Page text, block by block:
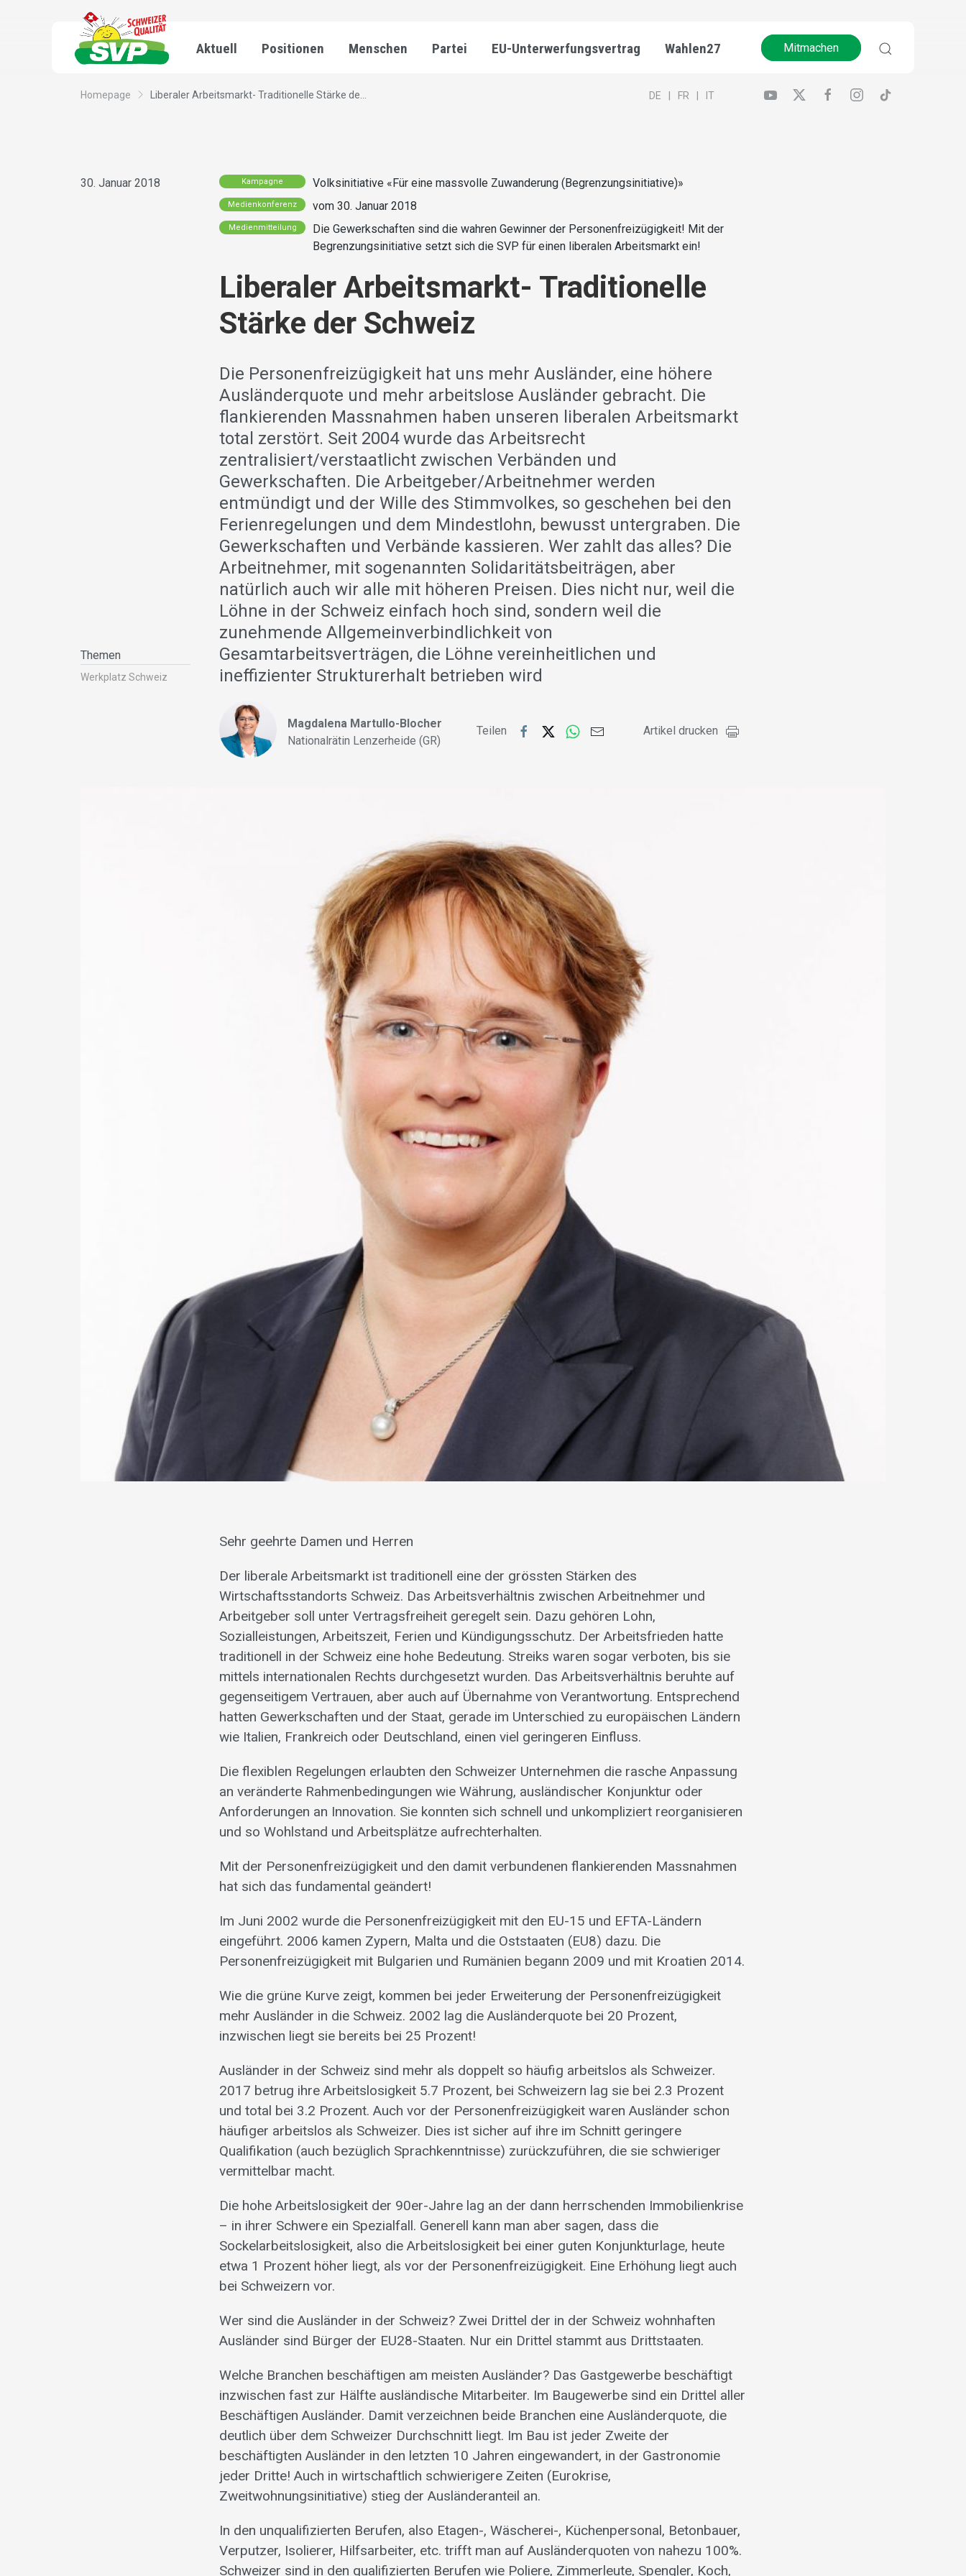
Aktuell Positionen Menschen Partei EU-Unterwerfungsvertrag Wahlen27 Mitmachen
Homepage Liberaler Arbeitsmarkt- Traditionelle Stärke de... DE FR IT
30. Januar 2018
Themen
Werkplatz Schweiz
Kampagne Volksinitiative «Für eine massvolle Zuwanderung (Begrenzungsinitiative)»
Medienkonferenz vom 30. Januar 2018
Medienmitteilung
Die Gewerkschaften sind die wahren Gewinner der Personenfreizügigkeit! Mit der
Begrenzungsinitiative setzt sich die SVP für einen liberalen Arbeitsmarkt ein!
Liberaler Arbeitsmarkt- Traditionelle
Stärke der Schweiz
Die Personenfreizügigkeit hat uns mehr Ausländer, eine höhere
Ausländerquote und mehr arbeitslose Ausländer gebracht. Die
flankierenden Massnahmen haben unseren liberalen Arbeitsmarkt
total zerstört. Seit 2004 wurde das Arbeitsrecht
zentralisiert/verstaatlicht zwischen Verbänden und
Gewerkschaften. Die Arbeitgeber/Arbeitnehmer werden
entmündigt und der Wille des Stimmvolkes, so geschehen bei den
Ferienregelungen und dem Mindestlohn, bewusst untergraben. Die
Gewerkschaften und Verbände kassieren. Wer zahlt das alles? Die
Arbeitnehmer, mit sogenannten Solidaritätsbeiträgen, aber
natürlich auch wir alle mit höheren Preisen. Dies nicht nur, weil die
Löhne in der Schweiz einfach hoch sind, sondern weil die
zunehmende Allgemeinverbindlichkeit von
Gesamtarbeitsverträgen, die Löhne vereinheitlichen und
ineffizienter Strukturerhalt betrieben wird
Magdalena Martullo-Blocher
Nationalrätin Lenzerheide (GR)
Teilen Artikel drucken
Sehr geehrte Damen und Herren
Der liberale Arbeitsmarkt ist traditionell eine der grössten Stärken des
Wirtschaftsstandorts Schweiz. Das Arbeitsverhältnis zwischen Arbeitnehmer und
Arbeitgeber soll unter Vertragsfreiheit geregelt sein. Dazu gehören Lohn,
Sozialleistungen, Arbeitszeit, Ferien und Kündigungsschutz. Der Arbeitsfrieden hatte
traditionell in der Schweiz eine hohe Bedeutung. Streiks waren sogar verboten, bis sie
mittels internationalen Rechts durchgesetzt wurden. Das Arbeitsverhältnis beruhte auf
gegenseitigem Vertrauen, aber auch auf Übernahme von Verantwortung. Entsprechend
hatten Gewerkschaften und der Staat, gerade im Unterschied zu europäischen Ländern
wie Italien, Frankreich oder Deutschland, einen viel geringeren Einfluss.
Die flexiblen Regelungen erlaubten den Schweizer Unternehmen die rasche Anpassung
an veränderte Rahmenbedingungen wie Währung, ausländischer Konjunktur oder
Anforderungen an Innovation. Sie konnten sich schnell und unkompliziert reorganisieren
und so Wohlstand und Arbeitsplätze aufrechterhalten.
Mit der Personenfreizügigkeit und den damit verbundenen flankierenden Massnahmen
hat sich das fundamental geändert!
Im Juni 2002 wurde die Personenfreizügigkeit mit den EU-15 und EFTA-Ländern
eingeführt. 2006 kamen Zypern, Malta und die Oststaaten (EU8) dazu. Die
Personenfreizügigkeit mit Bulgarien und Rumänien begann 2009 und mit Kroatien 2014.
Wie die grüne Kurve zeigt, kommen bei jeder Erweiterung der Personenfreizügigkeit
mehr Ausländer in die Schweiz. 2002 lag die Ausländerquote bei 20 Prozent,
inzwischen liegt sie bereits bei 25 Prozent!
Ausländer in der Schweiz sind mehr als doppelt so häufig arbeitslos als Schweizer.
2017 betrug ihre Arbeitslosigkeit 5.7 Prozent, bei Schweizern lag sie bei 2.3 Prozent
und total bei 3.2 Prozent. Auch vor der Personenfreizügigkeit waren Ausländer schon
häufiger arbeitslos als Schweizer. Dies ist sicher auf ihre im Schnitt geringere
Qualifikation (auch bezüglich Sprachkenntnisse) zurückzuführen, die sie schwieriger
vermittelbar macht.
Die hohe Arbeitslosigkeit der 90er-Jahre lag an der dann herrschenden Immobilienkrise
– in ihrer Schwere ein Spezialfall. Generell kann man aber sagen, dass die
Sockelarbeitslosigkeit, also die Arbeitslosigkeit bei einer guten Konjunkturlage, heute
etwa 1 Prozent höher liegt, als vor der Personenfreizügigkeit. Eine Erhöhung liegt auch
bei Schweizern vor.
Wer sind die Ausländer in der Schweiz? Zwei Drittel der in der Schweiz wohnhaften
Ausländer sind Bürger der EU28-Staaten. Nur ein Drittel stammt aus Drittstaaten.
Welche Branchen beschäftigen am meisten Ausländer? Das Gastgewerbe beschäftigt
inzwischen fast zur Hälfte ausländische Mitarbeiter. Im Baugewerbe sind ein Drittel aller
Beschäftigen Ausländer. Damit verzeichnen beide Branchen eine Ausländerquote, die
deutlich über dem Schweizer Durchschnitt liegt. Im Bau ist jeder Zweite der
beschäftigten Ausländer in den letzten 10 Jahren eingewandert, in der Gastronomie
jeder Dritte! Auch in wirtschaftlich schwierigere Zeiten (Eurokrise,
Zweitwohnungsinitiative) stieg der Ausländeranteil an.
In den unqualifizierten Berufen, also Etagen-, Wäscherei-, Küchenpersonal, Betonbauer,
Verputzer, Isolierer, Hilfsarbeiter, etc. trifft man auf Ausländerquoten von nahezu 100%.
Schweizer sind in den qualifizierten Berufen wie Poliere, Zimmerleute, Spengler, Koch,